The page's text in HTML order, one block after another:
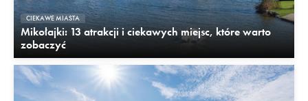
CIEKAWE MIASTA
Mikołajki: 13 atrakcji i ciekawych miejsc, które warto
zobaczyć